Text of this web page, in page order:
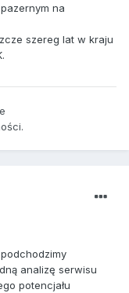
na
szereg lat w kraju
analizę serwisu
potencjału